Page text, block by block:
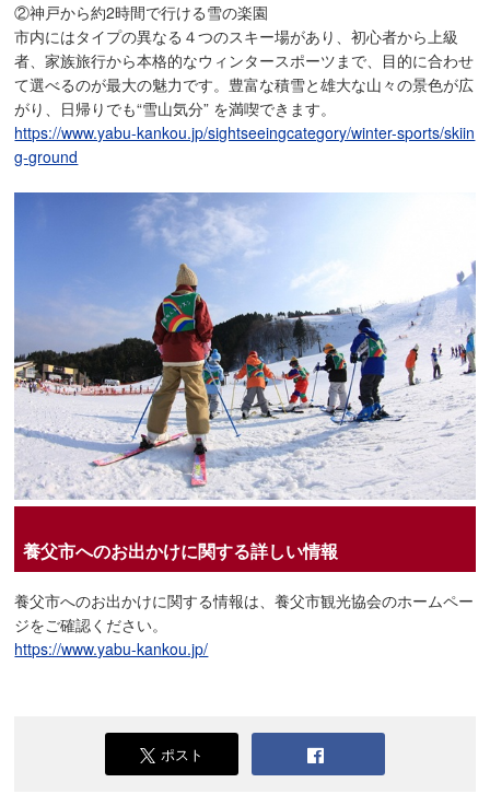
②神戸から約2時間で行ける雪の楽園
市内にはタイプの異なる４つのスキー場があり、初心者から上級
者、家族旅行から本格的なウィンタースポーツまで、目的に合わせ
て選べるのが最大の魅力です。豊富な積雪と雄大な山々の景色が広
がり、日帰りでも“雪山気分” を満喫できます。
https://www.yabu-kankou.jp/sightseeingcategory/winter-sports/skiin
g-ground
養父市へのお出かけに関する詳しい情報
養父市へのお出かけに関する情報は、養父市観光協会のホームペー
ジをご確認ください。
https://www.yabu-kankou.jp/
ポスト